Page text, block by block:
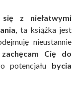
się z niełatwymi
ta książka jest
nieustannie
zachęcam Cię do
potencjału bycia